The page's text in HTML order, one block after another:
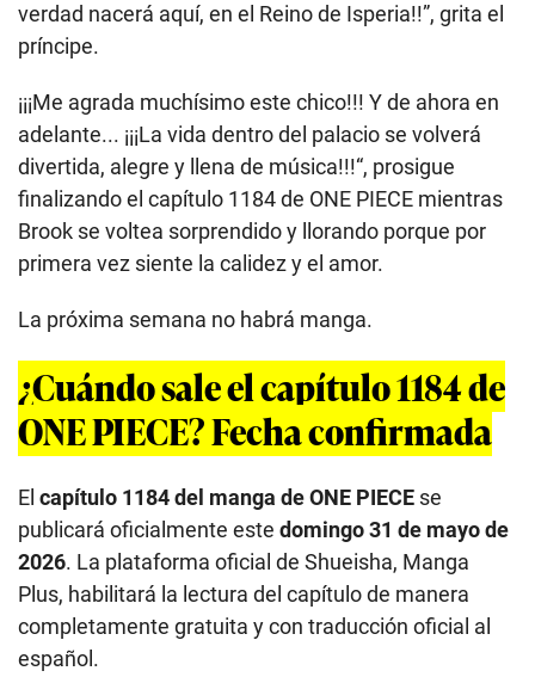
verdad nacerá aquí, en el Reino de Isperia!!”, grita el
príncipe.
¡¡¡Me agrada muchísimo este chico!!! Y de ahora en
adelante... ¡¡¡La vida dentro del palacio se volverá
divertida, alegre y llena de música!!!“, prosigue
finalizando el capítulo 1184 de ONE PIECE mientras
Brook se voltea sorprendido y llorando porque por
primera vez siente la calidez y el amor.
La próxima semana no habrá manga.
¿Cuándo sale el capítulo 1184 de
ONE PIECE? Fecha confirmada
El capítulo 1184 del manga de ONE PIECE se
publicará oficialmente este domingo 31 de mayo de
2026. La plataforma oficial de Shueisha, Manga
Plus, habilitará la lectura del capítulo de manera
completamente gratuita y con traducción oficial al
español.